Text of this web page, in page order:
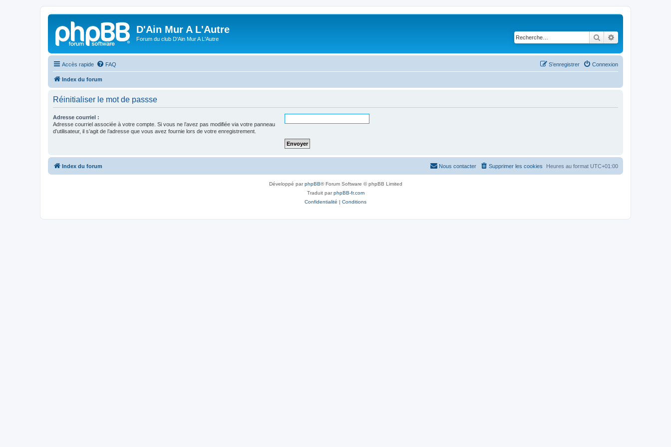
D'Ain Mur A L'Autre
Forum du club D'Ain Mur A L'Autre Rechercher
Accès rapide FAQ Connexion
S’enregistrer
Index du forum
Réinitialiser le mot de passse
Adresse courriel :
Adresse courriel associée à votre compte. Si vous ne l’avez pas modifiée via votre panneau
d’utilisateur, il s’agit de l’adresse que vous avez fournie lors de votre enregistrement.
Index du forum Heures au format UTC+01:00
Supprimer les cookies
Nous contacter
Développé parphpBB® Forum Software © phpBB Limited
Traduit parphpBB-fr.com
Confidentialité | Conditions